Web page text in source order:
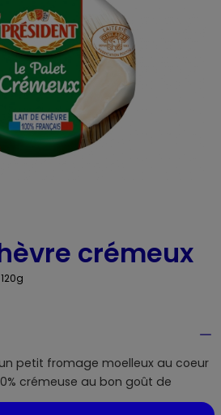
crémeux
petit fromage moelleux au coeur
crémeuse au bon goût de